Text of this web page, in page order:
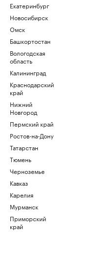
Екатеринбург
Новосибирск
Омск
Башкортостан
Вологодская
область
Калининград
Краснодарский
край
Нижний
Новгород
Пермский край
Ростов-на-Дону
Татарстан
Тюмень
Черноземье
Кавказ
Карелия
Мурманск
Приморский
край